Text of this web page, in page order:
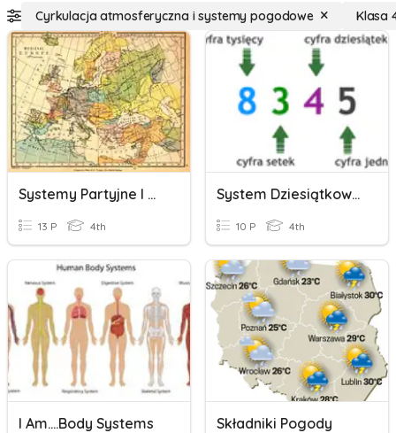
Cyrkulacja atmosferyczna i systemy pogodowe Klasa
Systemy Partyjne I Wyborcze
13 P 4th
System Dziesiątkowy I Porównywanie
10 P 4th
I Am....body Systems Składniki Pogody